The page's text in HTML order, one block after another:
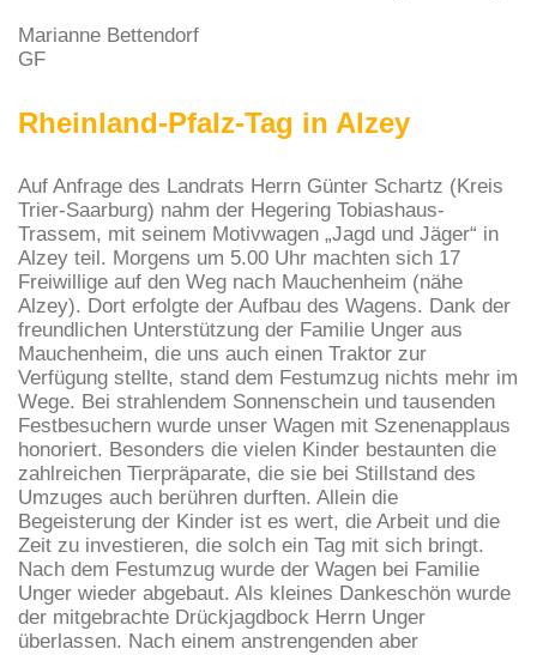
Marianne Bettendorf
GF
Rheinland-Pfalz-Tag in Alzey
Auf Anfrage des Landrats Herrn Günter Schartz (Kreis
Trier-Saarburg) nahm der Hegering Tobiashaus-
Trassem, mit seinem Motivwagen „Jagd und Jäger“ in
Alzey teil. Morgens um 5.00 Uhr machten sich 17
Freiwillige auf den Weg nach Mauchenheim (nähe
Alzey). Dort erfolgte der Aufbau des Wagens. Dank der
freundlichen Unterstützung der Familie Unger aus
Mauchenheim, die uns auch einen Traktor zur
Verfügung stellte, stand dem Festumzug nichts mehr im
Wege. Bei strahlendem Sonnenschein und tausenden
Festbesuchern wurde unser Wagen mit Szenenapplaus
honoriert. Besonders die vielen Kinder bestaunten die
zahlreichen Tierpräparate, die sie bei Stillstand des
Umzuges auch berühren durften. Allein die
Begeisterung der Kinder ist es wert, die Arbeit und die
Zeit zu investieren, die solch ein Tag mit sich bringt.
Nach dem Festumzug wurde der Wagen bei Familie
Unger wieder abgebaut. Als kleines Dankeschön wurde
der mitgebrachte Drückjagdbock Herrn Unger
überlassen. Nach einem anstrengenden aber